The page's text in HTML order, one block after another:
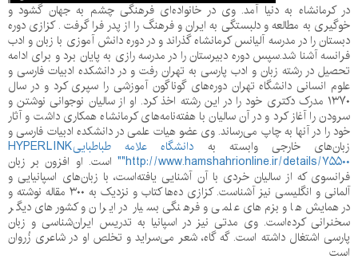
در کرمانشاه به دنیا آمد. وی در خانواده‌ای فرهنگی چشم به جهان گشود و
خوگیری به مطالعه و دلبستگی به ایران و فرهنگ را از پدر فرا گرفت . کزازی دوره
دبستان را در مدرسه آلیانس کرمانشاه گذراند و در دوره دانش آموزی با زبان و ادب
فرانسه آشنا شد.سپس دوره دبیرستان را در مدرسه رازی به پایان برد و برای ادامه
تحصیل در رشته زبان و ادب پارسی به تهران رفت و در دانشکده ادبیات فارسی و
علوم انسانی دانشگاه تهران دوره‌های گوناگون آموزشی را سپری کرد و در سال
۱۳۷۰ مدرک دکتری خود را در این رشته اخذ کرد. او از سالیان نوجوانی نوشتن و
سرودن را آغاز کرد و در آن سالیان با هفته‌نامه‌های کرمانشاه همکاری داشت و آثار
خود را در آنها به چاپ می‌رساند. وی عضو هیات علمی در دانشکده ادبیات فارسی و
زبان‌های خارجی وابسته به دانشگاه علامه طباطباییHYPERLINK
"http://www.hamshahrionline.ir/details/۷۵۵۰۰" است. او افزون بر زبان
فرانسوی که از سالیان خردی با آن آشنایی یافته‌است، با زبان‌های اسپانیایی و
آلمانی و انگلیسی نیز آشناست. کزازی ده‌ها کتاب و نزدیک به ۳۰۰ مقاله نوشته و
در همایش‌ها و بزم‌های علمی و فرهنگی بسیار در ایران و کشورهای دیگر
سخنرانی کرده‌است. وی مدتی نیز در اسپانیا به تدریس ایران‌شناسی و زبان
پارسی اشتغال داشته ‌است. گه گاه، شعر می‌سراید و تخلص او در شاعری زُروان
است